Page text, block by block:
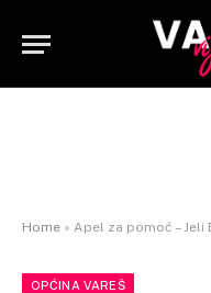
Home » Apel za pomoć – Jeli
OPĆINA VAREŠ